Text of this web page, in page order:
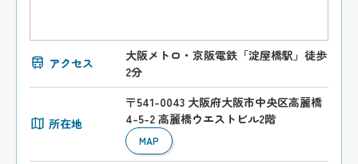
アクセス
大阪メトロ・京阪電鉄「淀屋橋駅」徒歩
2分
所在地
〒541-0043 大阪府大阪市中央区高麗橋
4-5-2 高麗橋ウエストビル2階
MAP